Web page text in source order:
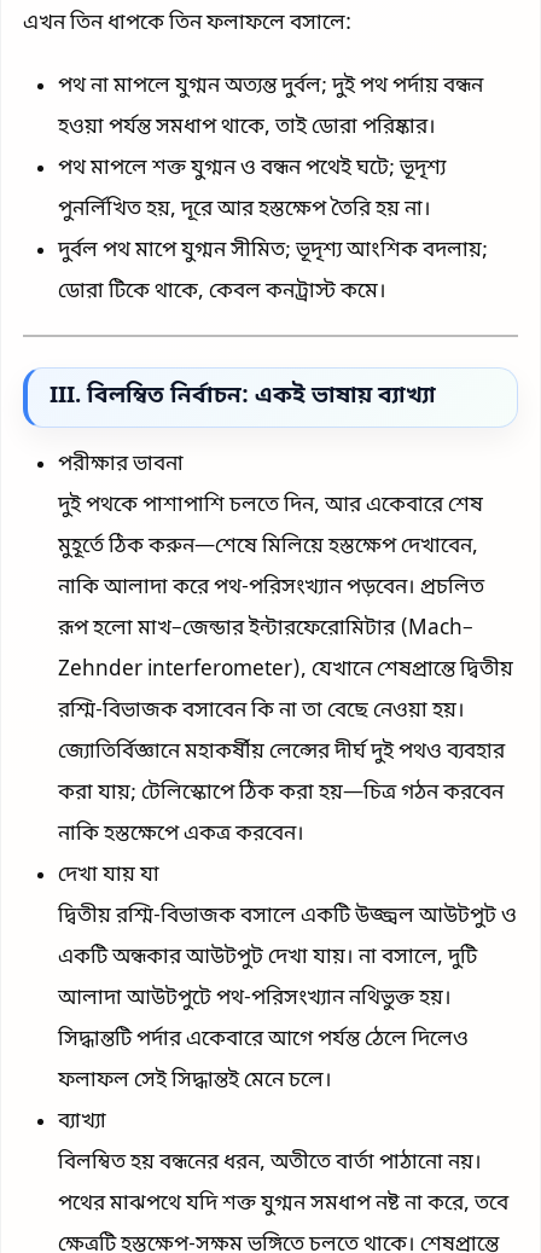
এখন তিন ধাপকে তিন ফলাফলে বসালে:
পথ না মাপলে যুগ্মন অত্যন্ত দুর্বল; দুই পথ পর্দায় বন্ধন
হওয়া পর্যন্ত সমধাপ থাকে, তাই ডোরা পরিষ্কার।
পথ মাপলে শক্ত যুগ্মন ও বন্ধন পথেই ঘটে; ভূদৃশ্য
পুনর্লিখিত হয়, দূরে আর হস্তক্ষেপ তৈরি হয় না।
দুর্বল পথ মাপে যুগ্মন সীমিত; ভূদৃশ্য আংশিক বদলায়;
ডোরা টিকে থাকে, কেবল কনট্রাস্ট কমে।
III. বিলম্বিত নির্বাচন: একই ভাষায় ব্যাখ্যা
পরীক্ষার ভাবনা
দুই পথকে পাশাপাশি চলতে দিন, আর একেবারে শেষ
মুহূর্তে ঠিক করুন—শেষে মিলিয়ে হস্তক্ষেপ দেখাবেন,
নাকি আলাদা করে পথ-পরিসংখ্যান পড়বেন। প্রচলিত
রূপ হলো মাখ–জেন্ডার ইন্টারফেরোমিটার (Mach–
Zehnder interferometer), যেখানে শেষপ্রান্তে দ্বিতীয়
রশ্মি-বিভাজক বসাবেন কি না তা বেছে নেওয়া হয়।
জ্যোতির্বিজ্ঞানে মহাকর্ষীয় লেন্সের দীর্ঘ দুই পথও ব্যবহার
করা যায়; টেলিস্কোপে ঠিক করা হয়—চিত্র গঠন করবেন
নাকি হস্তক্ষেপে একত্র করবেন।
দেখা যায় যা
দ্বিতীয় রশ্মি-বিভাজক বসালে একটি উজ্জ্বল আউটপুট ও
একটি অন্ধকার আউটপুট দেখা যায়। না বসালে, দুটি
আলাদা আউটপুটে পথ-পরিসংখ্যান নথিভুক্ত হয়।
সিদ্ধান্তটি পর্দার একেবারে আগে পর্যন্ত ঠেলে দিলেও
ফলাফল সেই সিদ্ধান্তই মেনে চলে।
ব্যাখ্যা
বিলম্বিত হয় বন্ধনের ধরন, অতীতে বার্তা পাঠানো নয়।
পথের মাঝপথে যদি শক্ত যুগ্মন সমধাপ নষ্ট না করে, তবে
ক্ষেত্রটি হস্তক্ষেপ-সক্ষম ভঙ্গিতে চলতে থাকে। শেষপ্রান্তে